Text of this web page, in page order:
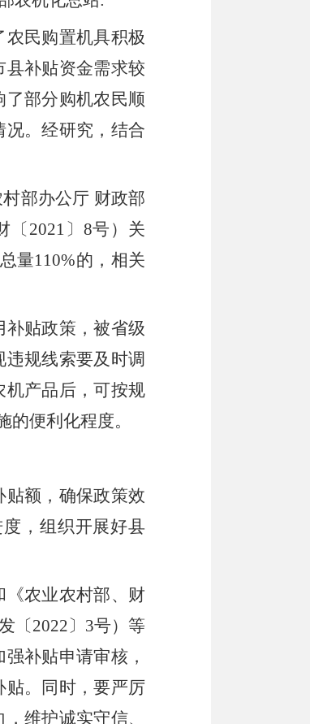
农民购置机具积极
县补贴资金需求较
部分购机农民顺
况。经研究 ， 结合
部办公厅 财政部
〔 2021 〕 8号） 关
总量110%的 ， 相关
补贴政策 ，被省级
规线索要及时调
机产品后，可按规
的便利化程度。
贴额 ， 确保政策效
， 组织开展好县
《农业农村部、财
〔2022〕 3号）等
补贴申请审核，
贴。同时，要严厉
，维护诚实守信、